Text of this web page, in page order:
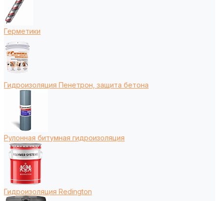
Герметики
Гидроизоляция Пенетрон, защита бетона
Рулонная битумная гидроизоляция
Гидроизоляция Redington